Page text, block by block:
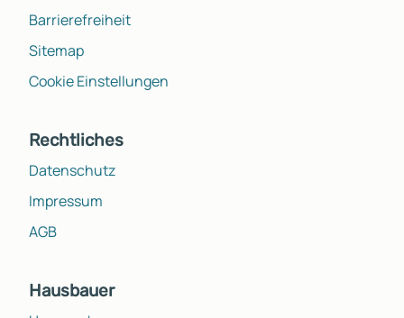
Barrierefreiheit
Sitemap
Cookie Einstellungen
Rechtliches
Datenschutz
Impressum
AGB
Hausbauer